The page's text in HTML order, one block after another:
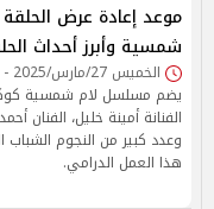
شمسية وأبرز أحداث
الخميس 27/مارس/2025 - 01:20 ص
يضم مسلسل لام شمسية
الفنانة أمينة خليل، الفنان
وعدد كبير من النجوم الشباب
هذا العمل الدرامي.